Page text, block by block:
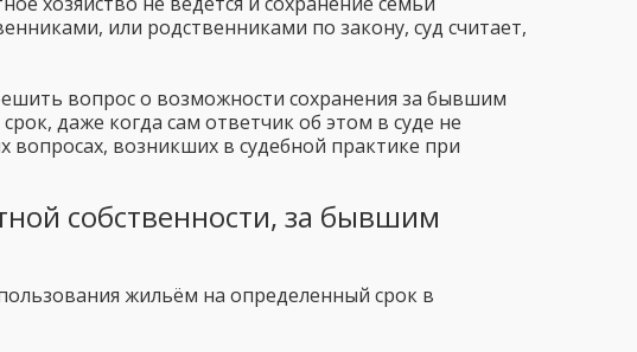
или родственниками по закону, суд считает,
вопрос о возможности сохранения за бывшим
даже когда сам ответчик об этом в суде не
вопросах, возникших в судебной практике при
собственности, за бывшим
жильём на определенный срок в